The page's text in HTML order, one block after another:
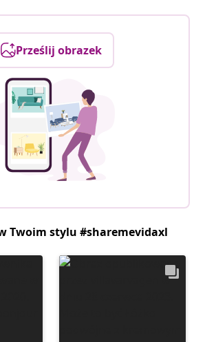
Prześlij obrazek
Twoim stylu #sharemevidaxl